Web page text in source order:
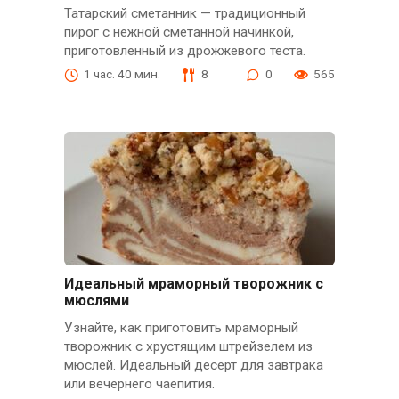
Татарский сметанник — традиционный
пирог с нежной сметанной начинкой,
приготовленный из дрожжевого теста.
1 час. 40 мин. 8 0 565
Идеальный мраморный творожник с
мюслями
Узнайте, как приготовить мраморный
творожник с хрустящим штрейзелем из
мюслей. Идеальный десерт для завтрака
или вечернего чаепития.